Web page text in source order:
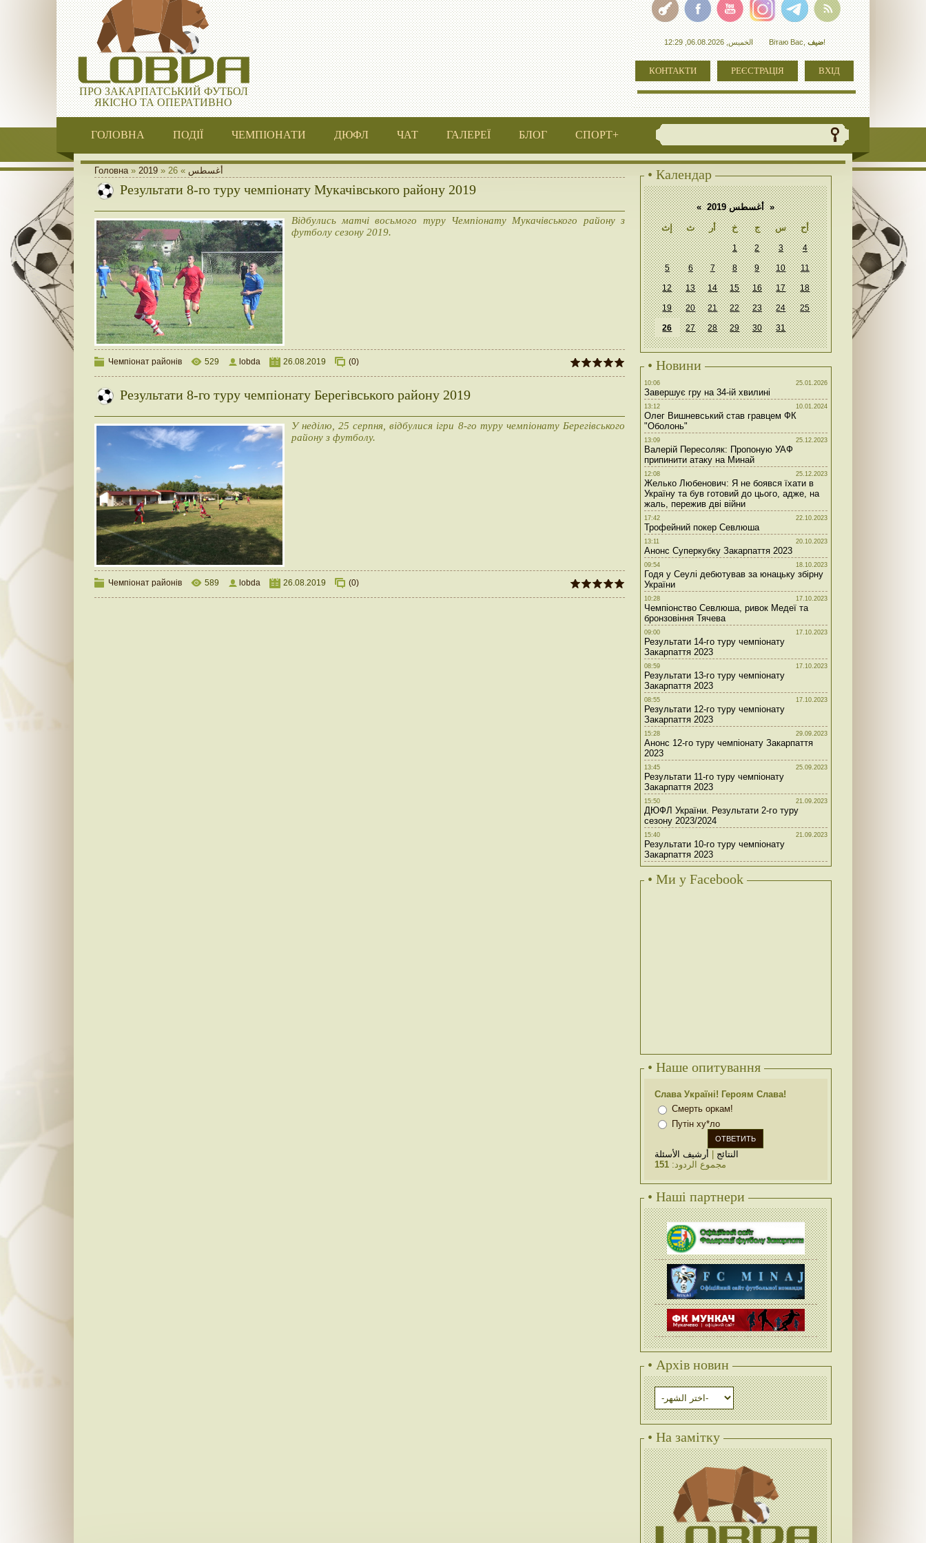
ПРО ЗАКАРПАТСЬКИЙ ФУТБОЛ
ЯКІСНО ТА ОПЕРАТИВНО
الخميس, 06.08.2026, 12:29 Вітаю Вас,ضيف!
КОНТАКТИ РЕЄСТРАЦІЯ ВХІД
ГОЛОВНА ПОДІЇ ЧЕМПІОНАТИ ДЮФЛ ЧАТ ГАЛЕРЕЇ БЛОГ СПОРТ+
Головна» 2019 » أغسطس »
26
Результати 8-го туру чемпіонату Мукачівського району 2019
Відбулись матчі восьмого туру Чемпіонату Мукачівського району з
футболу сезону 2019.
Чемпіонат районів 529 lobda 26.08.2019 (0)
Результати 8-го туру чемпіонату Берегівського району 2019
У неділю, 25 серпня, відбулися ігри 8-го туру чемпіонату Берегівського
району з футболу.
Чемпіонат районів 589 lobda 26.08.2019 (0)
• Календар
« أغسطس 2019 »
إث
ث أر خ ج س أح
1 2 3 4
5 6 7 8 9 10 11
12 13 14 15 16 17 18
19 20 21 22 23 24 25
26 27 28 29 30 31
• Новини
10:06 25.01.2026
Завершує гру на 34-ій хвилині
13:12 10.01.2024
Олег Вишневський став гравцем ФК
"Оболонь"
13:09 25.12.2023
Валерій Пересоляк: Пропоную УАФ
припинити атаку на Минай
12:08 25.12.2023
Желько Любенович: Я не боявся їхати в
Україну та був готовий до цього, адже, на
жаль, пережив дві війни
17:42 22.10.2023
Трофейний покер Севлюша
13:11 20.10.2023
Анонс Суперкубку Закарпаття 2023
09:54 18.10.2023
Годя у Сеулі дебютував за юнацьку збірну
України
10:28 17.10.2023
Чемпіонство Севлюша, ривок Медеї та
бронзовіння Тячева
09:00 17.10.2023
Результати 14-го туру чемпіонату
Закарпаття 2023
08:59 17.10.2023
Результати 13-го туру чемпіонату
Закарпаття 2023
08:55 17.10.2023
Результати 12-го туру чемпіонату
Закарпаття 2023
15:28 29.09.2023
Анонс 12-го туру чемпіонату Закарпаття
2023
13:45 25.09.2023
Результати 11-го туру чемпіонату
Закарпаття 2023
15:50 21.09.2023
ДЮФЛ України. Результати 2-го туру
сезону 2023/2024
15:40 21.09.2023
Результати 10-го туру чемпіонату
Закарпаття 2023
• Ми у Facebook
• Наше опитування
Слава Україні! Героям Слава!
Смерть оркам!
Путін ху*ло
النتائج
أرشيف الأسئلة
مجموع الردود:151
• Наші партнери
• Архів новин
• На замітку